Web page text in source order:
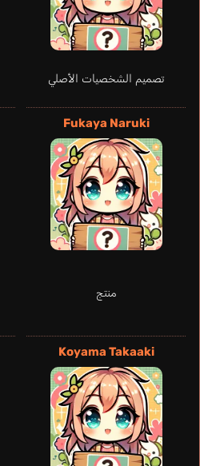
تصميم الشخصيات الأصلي
Fukaya Naruki
منتج
Koyama Takaaki
فرنسي
Nycolle
إسباني
Fukamachi Toshinari
Takahashi Rie
Strange Ciarán
إنجليزي
Ramos Gabriel
إسباني